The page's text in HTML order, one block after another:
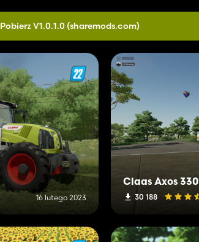
Pobierz V1.0.1.0 (sharemods.com)
16 lutego 2023
Claas Axos 330
30 188